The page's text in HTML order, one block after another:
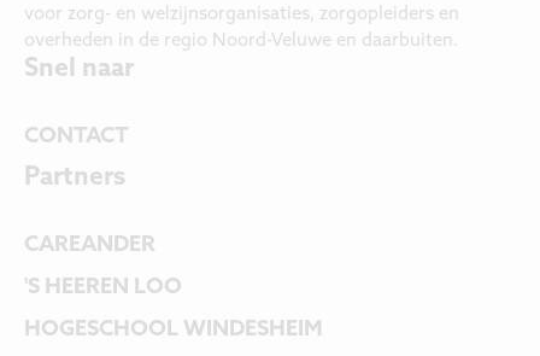
voor zorg- en welzijnsorganisaties, zorgopleiders en
overheden in de regio Noord-Veluwe en daarbuiten.
Snel naar
CONTACT
Partners
CAREANDER
'S HEEREN LOO
HOGESCHOOL WINDESHEIM